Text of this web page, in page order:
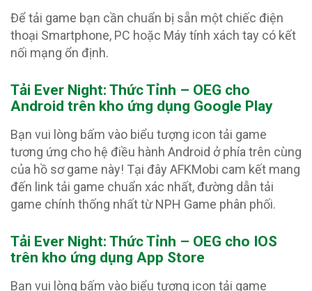
Để tải game bạn cần chuẩn bị sẵn một chiếc điện
thoại Smartphone, PC hoặc Máy tính xách tay có kết
nối mạng ổn định.
Tải Ever Night: Thức Tỉnh – OEG cho
Android trên kho ứng dụng Google Play
Bạn vui lòng bấm vào biểu tượng icon tải game
tương ứng cho hệ điều hành Android ở phía trên cùng
của hồ sơ game này! Tại đây AFKMobi cam kết mang
đến link tải game chuẩn xác nhất, đường dẫn tải
game chính thống nhất từ NPH Game phân phối.
Tải Ever Night: Thức Tỉnh – OEG cho IOS
trên kho ứng dụng App Store
Bạn vui lòng bấm vào biểu tượng icon tải game